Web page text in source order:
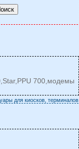
700,модемы
для киосков, терминалов